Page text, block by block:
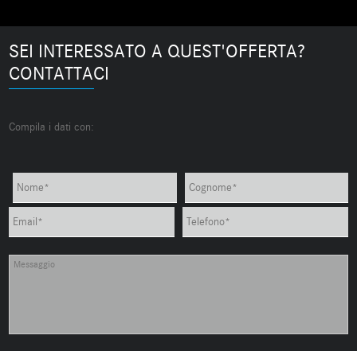
SEI INTERESSATO A QUEST'OFFERTA?
CONTATTACI
Compila i dati con: